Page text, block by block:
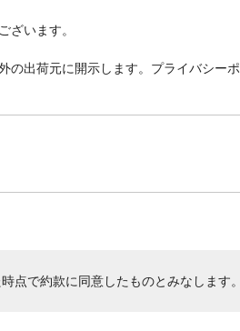
ざいます。
出荷元に開示します。プライバシー
点で約款に同意したものとみなします。